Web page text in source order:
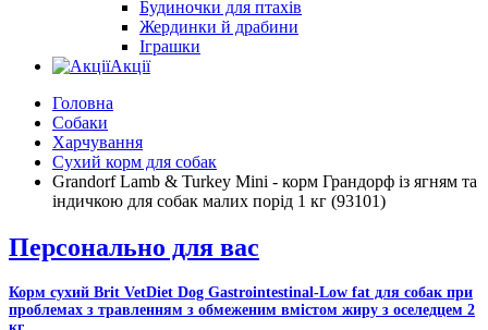
Будиночки для птахів
Жердинки й драбини
Іграшки
Акції
Головна
Собаки
Харчування
Сухий корм для собак
Grandorf Lamb & Turkey Mini - корм Грандорф із ягням та
індичкою для собак малих порід 1 кг (93101)
Персонально для вас
Корм сухий Brit VetDiet Dog Gastrointestinal-Low fat для собак при
проблемах з травленням з обмеженим вмістом жиру з оселедцем 2